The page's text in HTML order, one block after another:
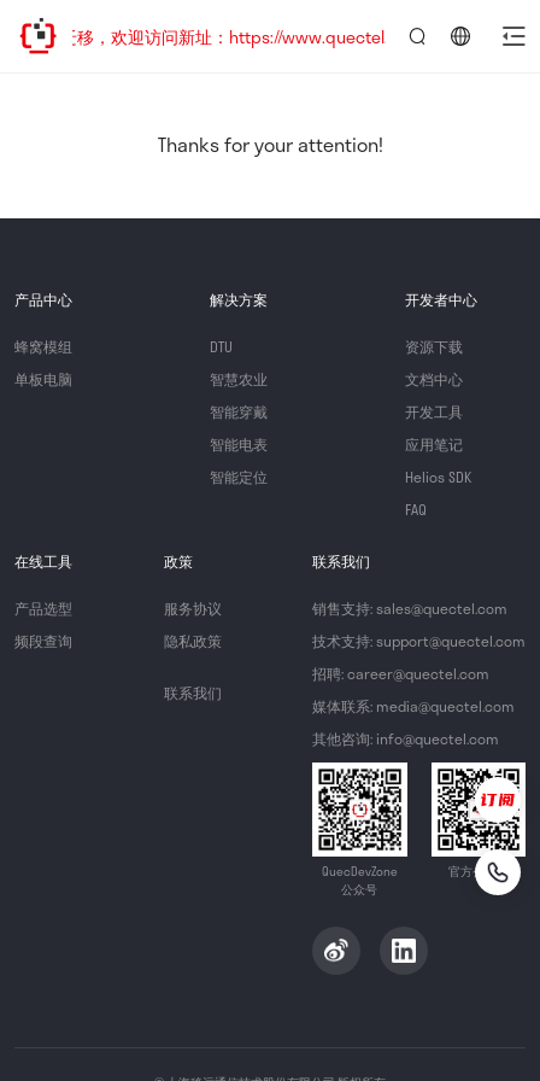
地址已迁移，欢迎访问新址：https://www.quectel.com.cn
Thanks for your attention!
产品中心
蜂窝模组
单板电脑
解决方案
DTU
智慧农业
智能穿戴
智能电表
智能定位
开发者中心
资源下载
文档中心
开发工具
应用笔记
Helios SDK
FAQ
在线工具
产品选型
频段查询
政策
服务协议
隐私政策
联系我们
联系我们
销售支持: sales@quectel.com
技术支持: support@quectel.com
招聘: career@quectel.com
媒体联系: media@quectel.com
其他咨询: info@quectel.com
QuecDevZone
公众号
官方公众号